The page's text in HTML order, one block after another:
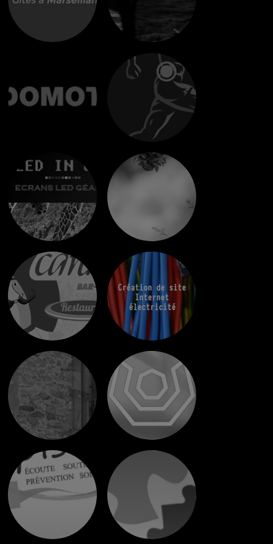
Création de site
Internet
électricité